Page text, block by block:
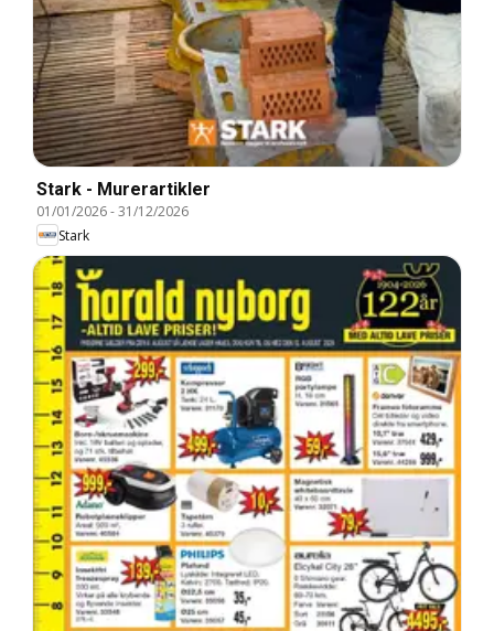
Stark - Murerartikler
01/01/2026-31/12/2026
Stark